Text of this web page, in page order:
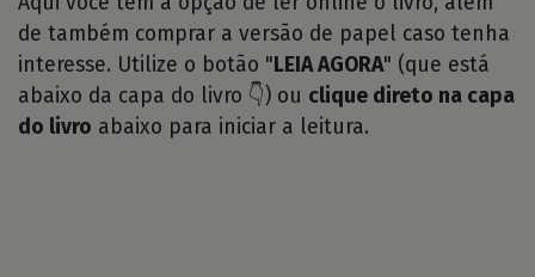
de também comprar a versão de papel caso tenha
interesse. Utilize o botão " LEIA AGORA" (que está
abaixo da capa do livro 👇) ou clique direto na capa
do livro abaixo para iniciar a leitura.